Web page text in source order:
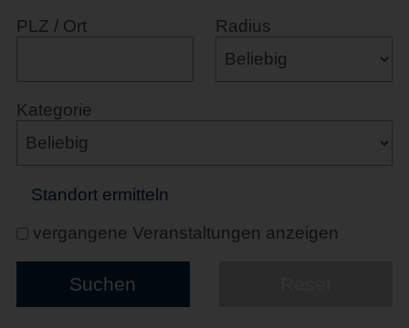
PLZ / Ort Radius
Kategorie
Standort ermitteln
vergangene Veranstaltungen anzeigen